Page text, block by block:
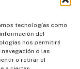
tecnologías como
del
nos permitirá
o las
o retirar el